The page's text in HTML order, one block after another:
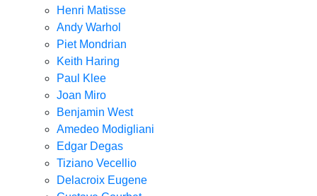
Henri Matisse
Andy Warhol
Piet Mondrian
Keith Haring
Paul Klee
Joan Miro
Benjamin West
Amedeo Modigliani
Edgar Degas
Tiziano Vecellio
Delacroix Eugene